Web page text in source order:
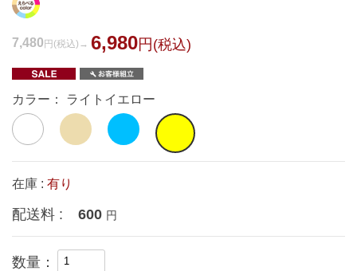
7,480円(税込) 6,980円(税込)
カラー： ライトイエロー
在庫 : 有り
配送料 : 600 円
数量：